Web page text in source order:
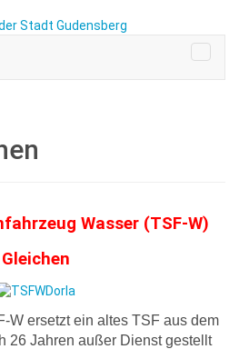
Wasser (TSF-W)
Gleichen
W ersetzt ein altes TSF aus dem
26 Jahren außer Dienst gestellt